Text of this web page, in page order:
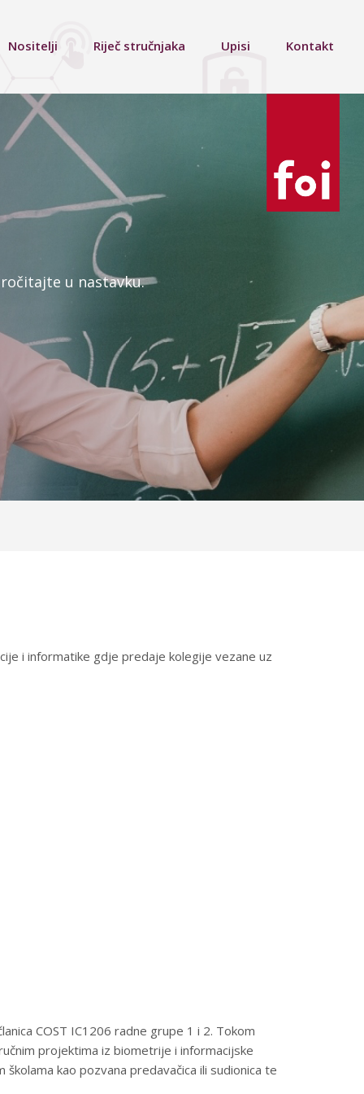
Nositelji Riječ stručnjaka Upisi Kontakt
u nastavku.
i informatike gdje predaje kolegije vezane uz
COST IC1206 radne grupe 1 i 2. Tokom
projektima iz biometrije i informacijske
kao pozvana predavačica ili sudionica te